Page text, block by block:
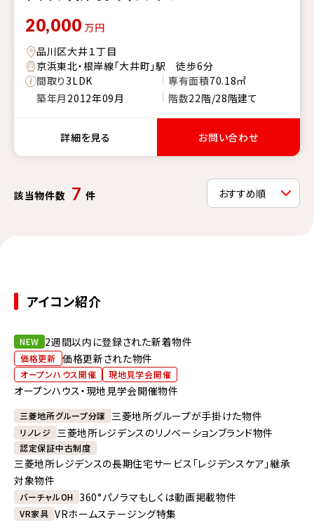
20,000 万円
品川区大井１丁目
京浜東北・根岸線「大井町」駅 徒歩6分
間取り3LDK 専有面積70.18㎡
築年月 2012年09月 階数22階/28階建て
詳細を見る お問い合わせ
該当物件数 7 件
アイコン紹介
NEW 2週間以内に登録された新着物件
価格更新 価格更新された物件
オープンハウス開催 現地見学会開催
オープンハウス・現地見学会開催物件
三菱地所グループ分譲 三菱地所グループが手掛けた物件
リノレジ 三菱地所レジデンスのリノベーションブランド物件
認定保証中古制度
三菱地所レジデンスの長期住宅サービス「レジデンスケア」継承
対象物件
バーチャルOH 360°パノラマもしくは動画掲載物件
VR家具 VRホームステージング特集